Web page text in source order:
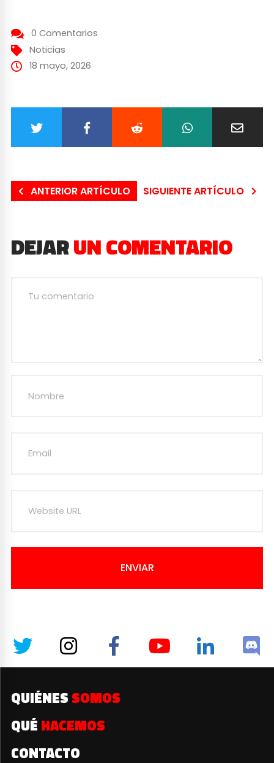
0 Comentarios
Noticias
18 mayo, 2026
ANTERIOR ARTÍCULO SIGUIENTE ARTÍCULO
DEJARUN COMENTARIO
ENVIAR
QUIÉNES SOMOS
QUÉ HACEMOS
CONTACTO